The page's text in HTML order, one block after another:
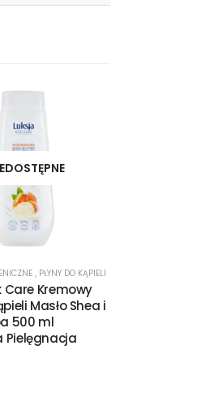
, PŁYNY DO KĄPIELI
Care Kremowy
Masło Shea i
500 ml
Pielęgnacja